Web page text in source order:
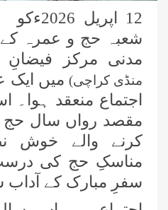
12
شعبہ حج و عمرہ کے
مدنی مرکز فیضانِ
منڈی کراچی) میں ایک
اجتماع منعقد ہوا۔
مقصد رواں سال
کرنے والے خوش
مناسکِ حج کی
سفرِ مبارک کے آداب